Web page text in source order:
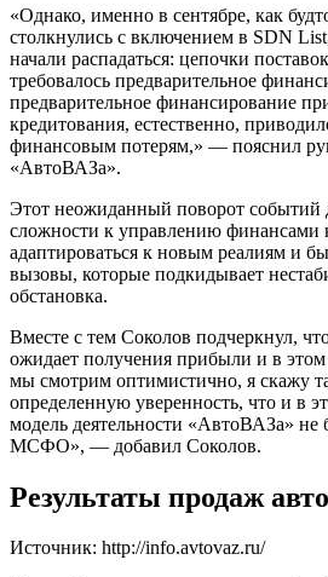
«Однако, именно в сентябре, как
столкнулись с включением в SDN
начали распадаться: цепочки
требовалось предварительное
предварительное финансирование
кредитования, естественно,
финансовым потерям,» — пояснил
«АвтоВАЗа».
Этот неожиданный поворот событий
сложности к управлению финансами
адаптироваться к новым реалиям и
вызовы, которые подкидывает
обстановка.
Вместе с тем Соколов подчеркнул,
ожидает получения прибыли и в
мы смотрим оптимистично, я скажу
определенную уверенность, что и в
модель деятельности «АвтоВАЗа» не
МСФО», — добавил Соколов.
Результаты продаж
Источник: http://info.avtovaz.ru/